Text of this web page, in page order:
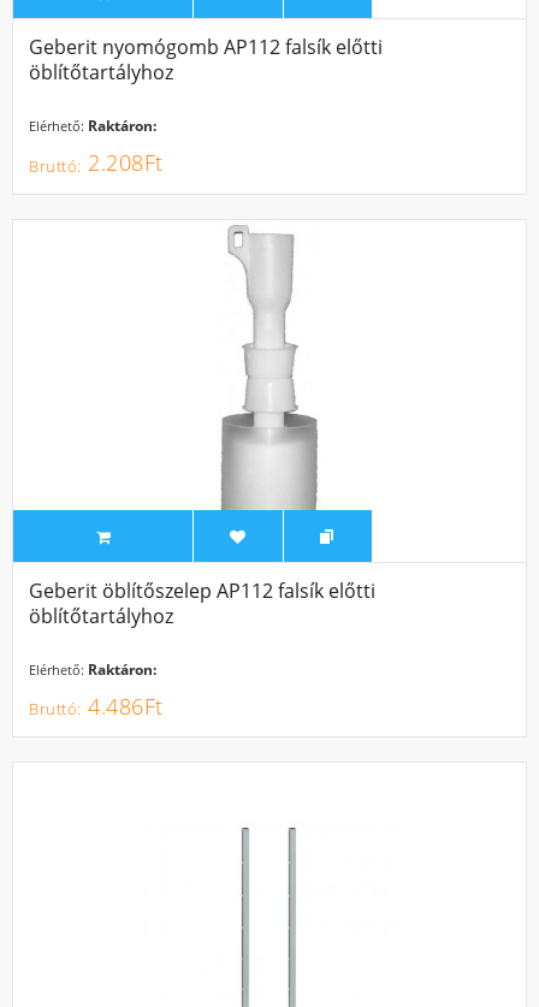
Geberit nyomógomb AP112 falsík előtti
öblítőtartályhoz
Elérhető: Raktáron:
2.208Ft
Geberit öblítőszelep AP112 falsík előtti
öblítőtartályhoz
Elérhető: Raktáron:
4.486Ft